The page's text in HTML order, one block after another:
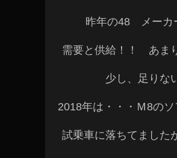
昨年の48 メーカ
需要と供給！！ あま
少し、足りな
2018年は・・・Ｍ8の
試乗車に落ちてまし